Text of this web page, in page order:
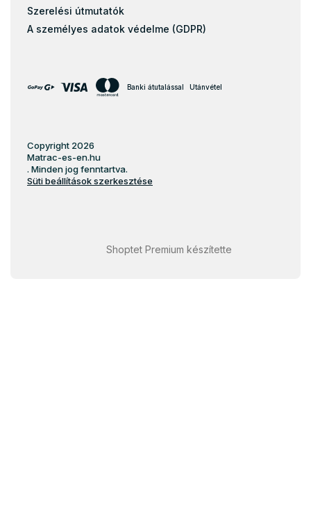
Szerelési útmutatók
A személyes adatok védelme (GDPR)
Banki átutalással Utánvétel
Shoptet Premium készítette
Copyright 2026
Matrac-es-en.hu
. Minden jog fenntartva.
Süti beállítások szerkesztése